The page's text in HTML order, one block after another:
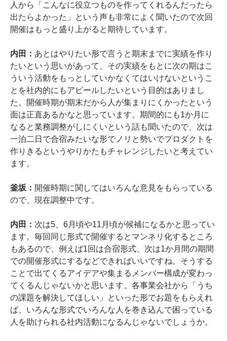
人から「こんなに役立つものを作ってくれるんだったら
出たらよかった」という声も非常によく聞いたので次回
開催はもっと盛り上がると期待しています。
内田： あとはやりたい形で言うと期末までに実績を作り
たいという思いがあって、その実績をもとに次の期はこ
ういう活動をもっとしていかなくてはいけないというこ
とを社内的にもアピールしたいという目的はありまし
た。開催時期が期末だから人が集まりにくかったという
面は正直あるかなと思っています。期間的にも1か月に
なると業務調整がしにくいという話も聞いたので、次は
一泊二日で合宿みたいな形でノリと勢いでプロダクトを
作りきるというやりかたもチャレンジしたいと考えてい
ます。
釜坂： 開催時期に関してはいろんな意見をもらっている
ので、現在調整中です。
内田： 次は5、6月頃や11月頃が候補になるかと思ってい
ます。毎回同じ形式で開催するとマンネリ化するところ
もあるので、例えば1回は合宿形式、次は1か月間の期間
での開催形式にするなどできればいいですね。そうする
ことで出てくるアイデアや集まるメンバー構成が変わっ
てくるんじゃないかと思います。各事業会社から「うち
の課題を解決してほしい」といった形でお題をもらえれ
ば、いろんな形式でいろんな人を巻き込んで困っている
人を助けられる社内活動になるんじゃないでしょうか。